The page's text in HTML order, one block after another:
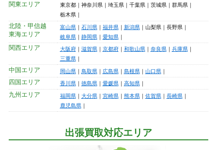
関東エリア 東京都 神奈川県 埼玉県 千葉県 茨城県
群馬県
栃木県
北陸・甲信越
東海エリア
富山県 石川県 福井県 新潟県 山梨県
長野県
岐阜県
静岡県 愛知県
関西エリア 大阪府 滋賀県 京都府 和歌山県 奈良県
兵庫県
三重県
中国エリア 岡山県 鳥取県 広島県 島根県 山口県
四国エリア 香川県 徳島県 愛媛県 高知県
九州エリア 福岡県 大分県 宮崎県 熊本県 佐賀県
長崎県
鹿児島県
出張買取対応エリア